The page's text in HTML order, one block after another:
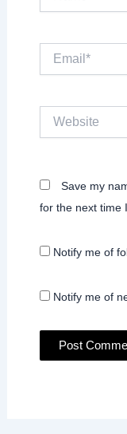
Save my
for the next time
Notify me of
Notify me of